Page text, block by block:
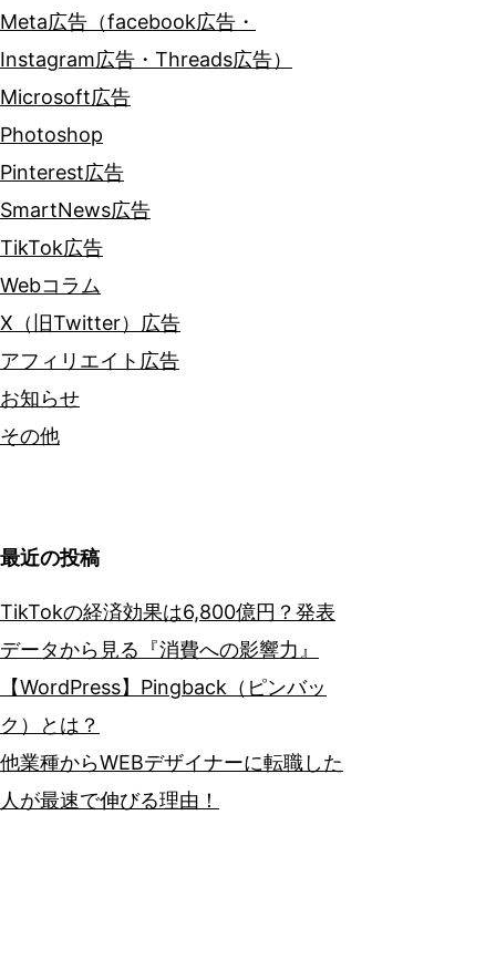
Meta広告（facebook広告・
Instagram広告・Threads広告）
Microsoft広告
Photoshop
Pinterest広告
SmartNews広告
TikTok広告
Webコラム
X（旧Twitter）広告
アフィリエイト広告
お知らせ
その他
最近の投稿
TikTokの経済効果は6,800億円？発表
データから見る『消費への影響力』
【WordPress】Pingback（ピンバッ
ク）とは？
他業種からWEBデザイナーに転職した
人が最速で伸びる理由！